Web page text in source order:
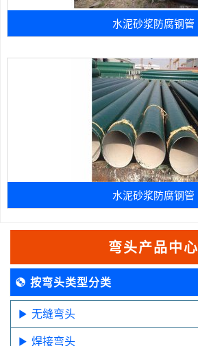
水泥砂浆防腐钢管
水泥砂浆防腐钢管
弯头产品中心
按弯头类型分类
无缝弯头
焊接弯头